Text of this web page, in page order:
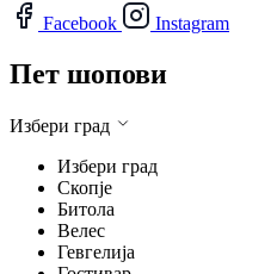
Facebook Instagram
Пет шопови
Избери град
Избери град
Скопје
Битола
Велес
Гевгелија